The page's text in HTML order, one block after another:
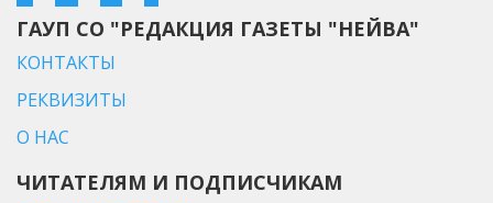
ГАУП СО "РЕДАКЦИЯ ГАЗЕТЫ "НЕЙВА"
КОНТАКТЫ
РЕКВИЗИТЫ
О НАС
ЧИТАТЕЛЯМ И ПОДПИСЧИКАМ